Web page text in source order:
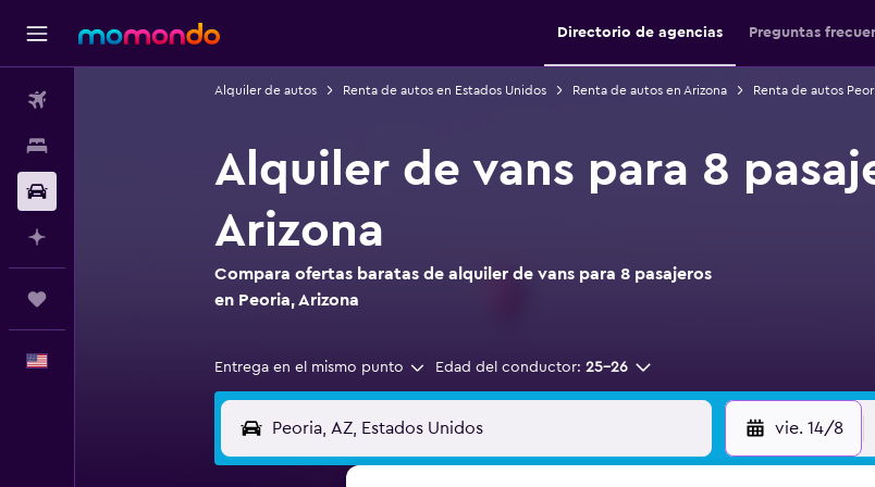
Directorio de agencias Preguntas
Alquiler de autos Renta de autos en Estados Unidos Renta de autos en Arizona Renta de autos
Alquiler de vans para 8
Arizona
Compara ofertas baratas de alquiler de vans para 8 pasajeros
en Peoria, Arizona
Entrega en el mismo punto Edad del conductor: 25-26
vie. 14/8